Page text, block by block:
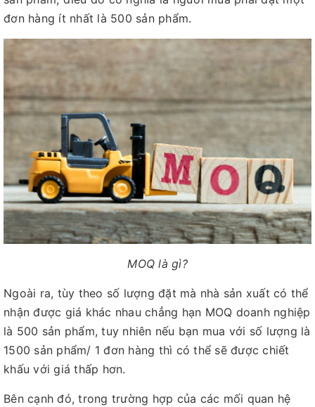
đơn hàng ít nhất là 500 sản phẩm.
MOQ là gì?
Ngoài ra, tùy theo số lượng đặt mà nhà sản xuất có thể
nhận được giá khác nhau chẳng hạn MOQ doanh nghiệp
là 500 sản phẩm, tuy nhiên nếu bạn mua với số lượng là
1500 sản phẩm/ 1 đơn hàng thì có thể sẽ được chiết
khấu với giá thấp hơn.
Bên cạnh đó, trong trường hợp của các mối quan hệ